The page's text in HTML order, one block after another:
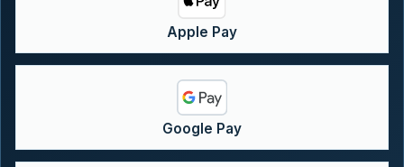
Apple Pay
Google Pay